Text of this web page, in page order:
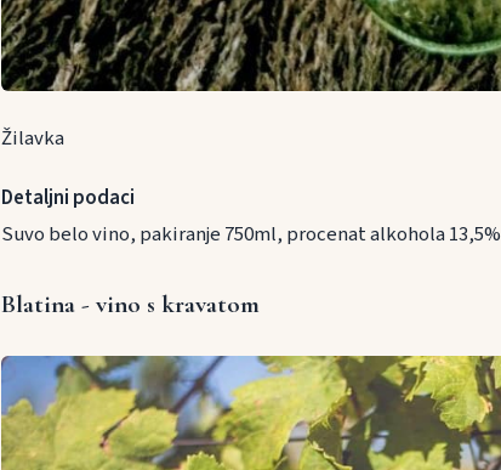
Žilavka
Detaljni podaci
Suvo belo vino, pakiranje 750ml, procenat alkohola 13,5%
Blatina - vino s kravatom